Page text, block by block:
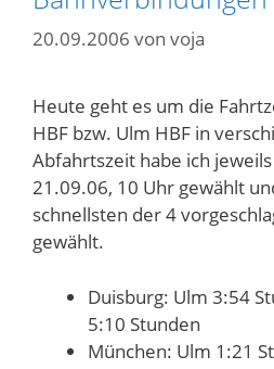
20.09.2006 von voja
Heute geht es um die
HBF bzw. Ulm HBF in
Abfahrtszeit habe ich
21.09.06, 10 Uhr gewählt
schnellsten der 4
gewählt.
Duisburg: Ulm 3:54
5:10 Stunden
München: Ulm 1:21